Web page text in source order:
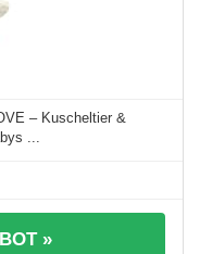
– Kuscheltier &
...
»